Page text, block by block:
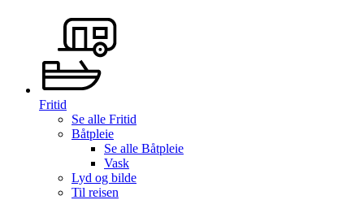
Fritid
Se alle Fritid
Båtpleie
Se alle Båtpleie
Vask
Lyd og bilde
Til reisen